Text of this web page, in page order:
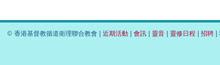
© 香港基督教循道衛理聯合教會 | 近期活動 會訊 靈音 靈修日程 招聘